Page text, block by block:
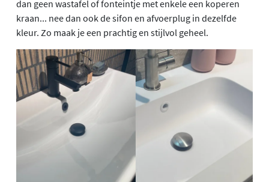
dan geen wastafel of fonteintje met enkele een koperen
kraan... nee dan ook de sifon en afvoerplug in dezelfde
kleur. Zo maak je een prachtig en stijlvol geheel.